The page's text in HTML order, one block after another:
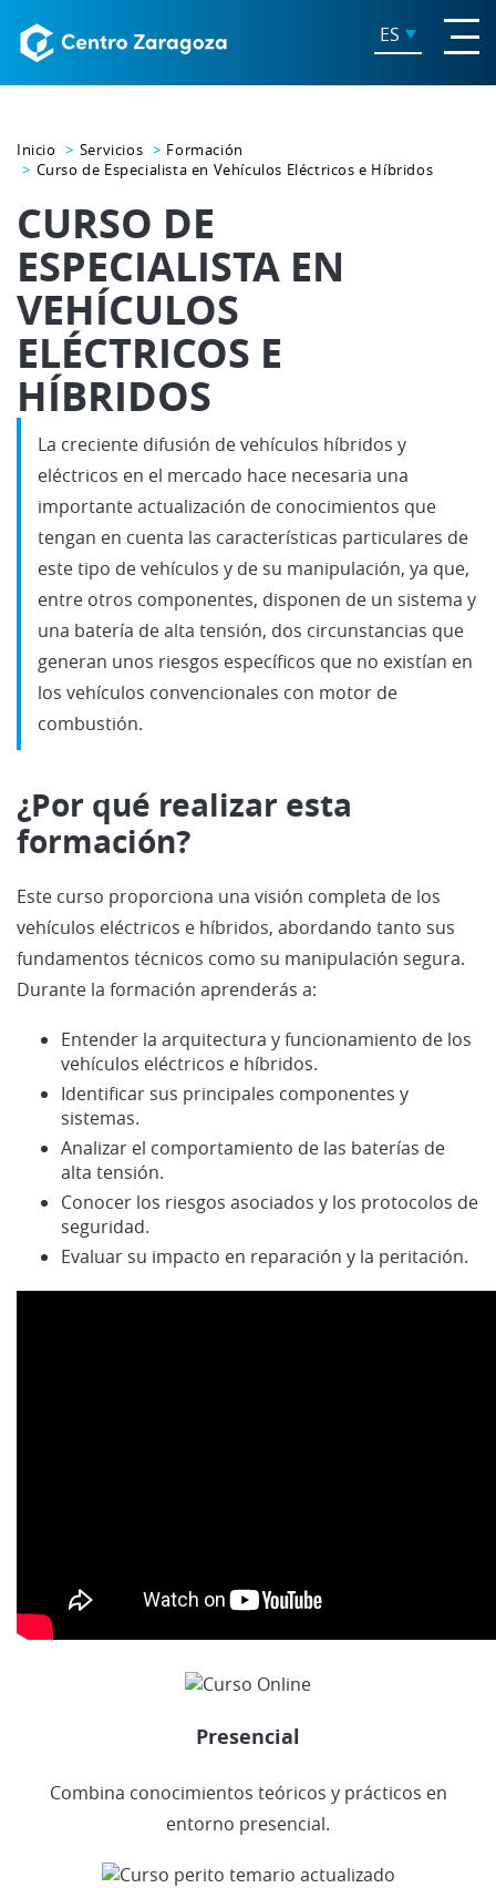
ES
Inicio Servicios
Formación
Curso de Especialista en Vehículos Eléctricos e Híbridos
CURSO DE
ESPECIALISTA EN
VEHÍCULOS
ELÉCTRICOS E
HÍBRIDOS
La creciente difusión de vehículos híbridos y
eléctricos en el mercado hace necesaria una
importante actualización de conocimientos que
tengan en cuenta las características particulares de
este tipo de vehículos y de su manipulación, ya que,
entre otros componentes, disponen de un sistema y
una batería de alta tensión, dos circunstancias que
generan unos riesgos específicos que no existían en
los vehículos convencionales con motor de
combustión.
¿Por qué realizar esta
formación?
Este curso proporciona una visión completa de los
vehículos eléctricos e híbridos, abordando tanto sus
fundamentos técnicos como su manipulación segura.
Durante la formación aprenderás a:
Entender la arquitectura y funcionamiento de los
vehículos eléctricos e híbridos.
Identificar sus principales componentes y
sistemas.
Analizar el comportamiento de las baterías de
alta tensión.
Conocer los riesgos asociados y los protocolos de
seguridad.
Evaluar su impacto en reparación y la peritación.
Presencial
Combina conocimientos teóricos y prácticos en
entorno presencial.